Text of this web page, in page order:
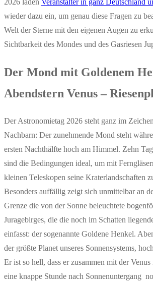
wieder dazu ein, um genau diese Fragen zu
Welt der Sterne mit den eigenen Augen zu
Sichtbarkeit des Mondes und des Gasriesen
Der Mond mit Goldenem
Abendstern Venus –
Der Astronomietag 2026 steht ganz im
Nachbarn: Der zunehmende Mond steht
ersten Nachthälfte hoch am Himmel. Zehn
sind die Bedingungen ideal, um mit
kleinen Teleskopen seine Kraterlandschaften
Besonders auffällig zeigt sich unmittelbar an
Grenze die von der Sonne beleuchtete
Juragebirges, die die noch im Schatten
einfasst: der sogenannte Goldene Henkel.
der größte Planet unseres Sonnensystems,
Er ist so hell, dass er zusammen mit der
eine knappe Stunde nach Sonnenuntergang